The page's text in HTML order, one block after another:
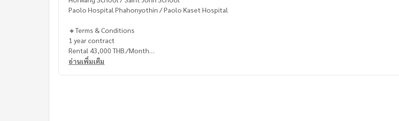
Paolo Hospital Phahonyothin / Paolo Kaset Hospital
🔸Terms & Conditions
1 year contract
Rental 43,000 THB./Month
2 months deposit
อ่านเพิ่มเติม